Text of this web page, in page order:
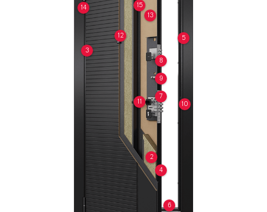
2
3
4
5
6
7
8
9
10
11
12
13
14 15